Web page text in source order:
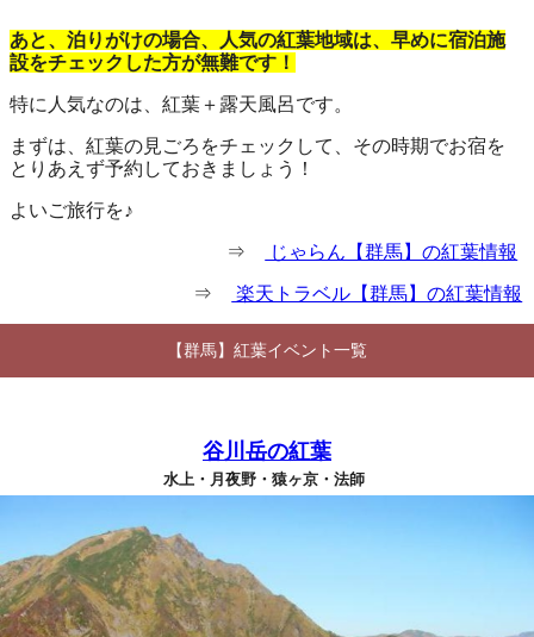
あと、泊りがけの場合、人気の紅葉地域は、早めに宿泊施
設をチェックした方が無難です！
特に人気なのは、紅葉＋露天風呂です。
まずは、紅葉の見ごろをチェックして、その時期でお宿を
とりあえず予約しておきましょう！
よいご旅行を♪
⇒ じゃらん【群馬】の紅葉情報
⇒ 楽天トラベル【群馬】の紅葉情報
【群馬】紅葉イベント一覧
谷川岳の紅葉
水上・月夜野・猿ヶ京・法師